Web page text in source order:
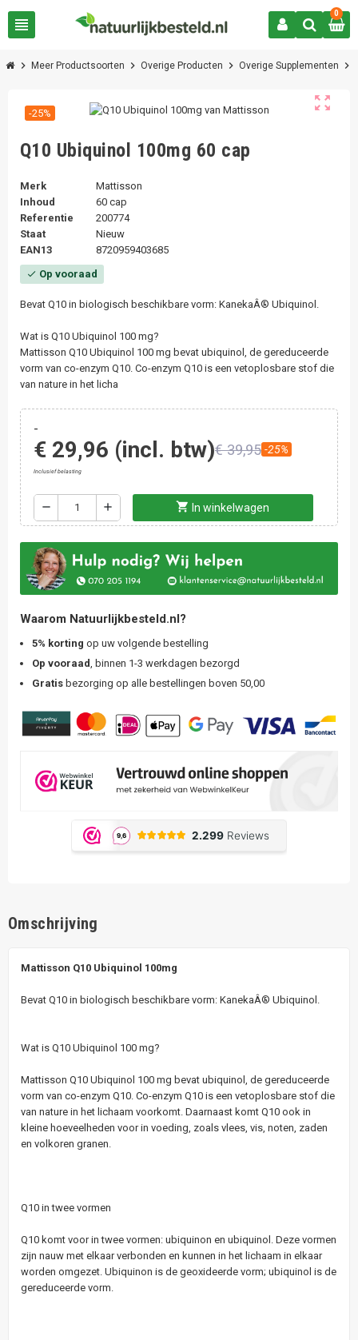
view_headline
0
chevron_right Meer Productsoorten chevron_right Overige Producten chevron_right Overige Supplementen chevron_right
zoom_out_map
-25%
Q10 Ubiquinol 100mg 60 cap
Merk
Mattisson
Inhoud
60 cap
Referentie
200774
Staat
Nieuw
EAN13
8720959403685
check Op vooraad
Bevat Q10 in biologisch beschikbare vorm: KanekaÂ® Ubiquinol.
Wat is Q10 Ubiquinol 100 mg?
Mattisson Q10 Ubiquinol 100 mg bevat ubiquinol, de gereduceerde
vorm van co-enzym Q10. Co-enzym Q10 is een vetoplosbare stof die
van nature in het licha
-
€ 29,96 (incl. btw)€ 39,95 -25%
Inclusief belasting
remove add shopping_cart In winkelwagen
Waarom Natuurlijkbesteld.nl?
5% korting op uw volgende bestelling
Op vooraad
, binnen 1-3 werkdagen bezorgd
Gratis bezorging op alle bestellingen boven 50,00
Omschrijving
Mattisson Q10 Ubiquinol 100mg
Bevat Q10 in biologisch beschikbare vorm: KanekaÂ® Ubiquinol.
Wat is Q10 Ubiquinol 100 mg?
Mattisson Q10 Ubiquinol 100 mg bevat ubiquinol, de gereduceerde
vorm van co-enzym Q10. Co-enzym Q10 is een vetoplosbare stof die
van nature in het lichaam voorkomt. Daarnaast komt Q10 ook in
kleine hoeveelheden voor in voeding, zoals vlees, vis, noten, zaden
en volkoren granen.
Q10 in twee vormen
Q10 komt voor in twee vormen: ubiquinon en ubiquinol. Deze vormen
zijn nauw met elkaar verbonden en kunnen in het lichaam in elkaar
worden omgezet. Ubiquinon is de geoxideerde vorm; ubiquinol is de
gereduceerde vorm.